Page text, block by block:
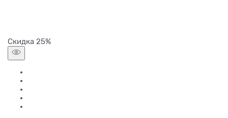
Скидка 25%